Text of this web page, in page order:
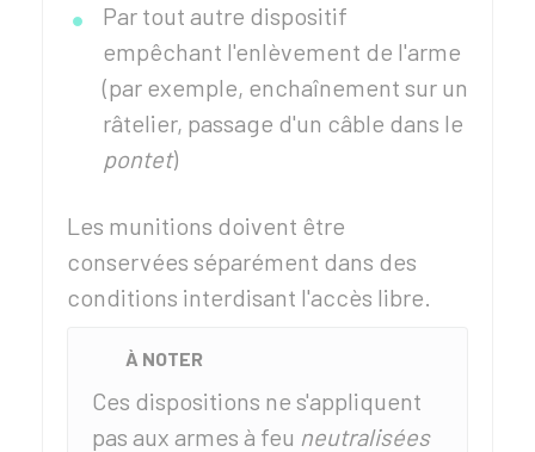
Par tout autre dispositif
empêchant l'enlèvement de l'arme
(par exemple, enchaînement sur un
râtelier, passage d'un câble dans le
pontet)
Les munitions doivent être
conservées séparément dans des
conditions interdisant l'accès libre.
À NOTER
Ces dispositions ne s'appliquent
pas aux armes à feu neutralisées